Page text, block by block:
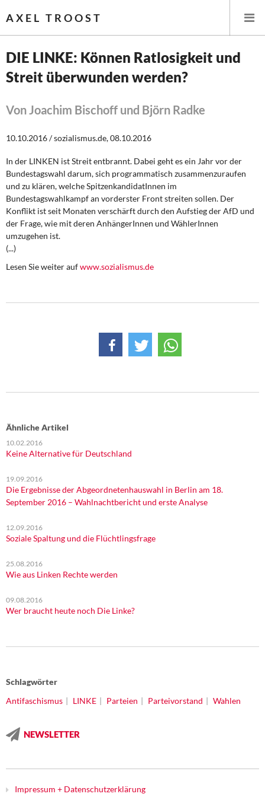
AXEL TROOST
Startseite
Themen
Leitlinien linker Wirtschafts- und Finanzpolitik
Wirtschaftspolitik
Steuer- und Finanzpolitik
Öffentliche Infrastruktur und Daseinsvorsorge
DIE LINKE
Institut Solidarische Moderne
Kontakt
DIE LINKE: Können Ratlosigkeit und
Streit überwunden werden?
Von Joachim Bischoff und Björn Radke
10.10.2016 / sozialismus.de, 08.10.2016
In der LINKEN ist Streit entbrannt. Dabei geht es ein Jahr vor der
Bundestagswahl darum, sich programmatisch zusammenzuraufen
und zu klären, welche SpitzenkandidatInnen im
Bundestagswahlkampf an vorderster Front streiten sollen. Der
Konflikt ist seit Monaten verschärft durch den Aufstieg der AfD und
der Frage, wie mit deren AnhängerInnen und WählerInnen
umzugehen ist.
(...)
Lesen Sie weiter aufwww.sozialismus.de
Ähnliche Artikel
10.02.2016
Keine Alternative für Deutschland
19.09.2016
Die Ergebnisse der Abgeordnetenhauswahl in Berlin am 18.
September 2016 – Wahlnachtbericht und erste Analyse
12.09.2016
Soziale Spaltung und die Flüchtlingsfrage
25.08.2016
Wie aus Linken Rechte werden
09.08.2016
Wer braucht heute noch Die Linke?
Schlagwörter
Antifaschismus
LINKE Parteien Parteivorstand Wahlen
NEWSLETTER
Impressum + Datenschutzerklärung